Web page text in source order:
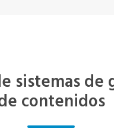
sistemas de
contenidos